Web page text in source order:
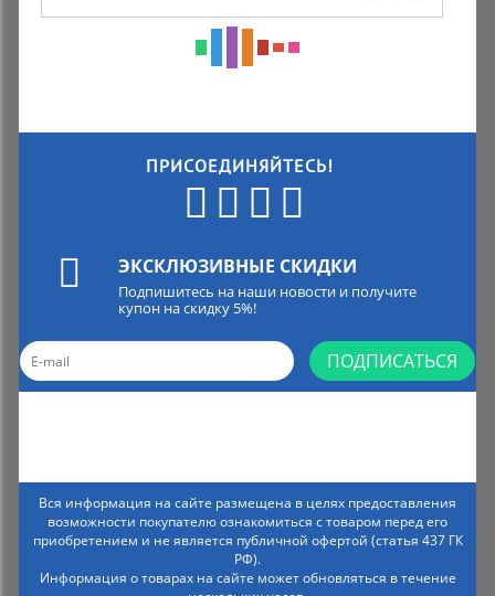
ПРИСОЕДИНЯЙТЕСЬ!
ЭКСКЛЮЗИВНЫЕ СКИДКИ
Подпишитесь на наши новости и получите
купон на скидку 5%!
ПОДПИСАТЬСЯ
Вся информация на сайте размещена в целях предоставления
возможности покупателю ознакомиться с товаром перед его
приобретением и не является публичной офертой (статья 437 ГК
РФ).
Информация о товарах на сайте может обновляться в течение